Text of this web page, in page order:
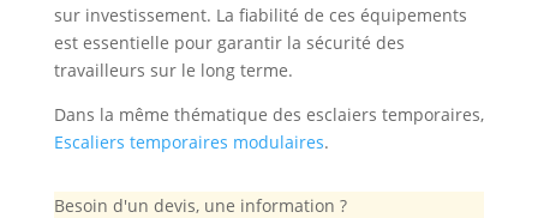
sur investissement. La fiabilité de ces équipements
est essentielle pour garantir la sécurité des
travailleurs sur le long terme.
Dans la même thématique des esclaiers temporaires,
Escaliers temporaires modulaires.
Besoin d'un devis, une information ?